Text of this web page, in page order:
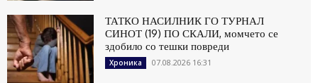
ТАТКО НАСИЛНИК ГО ТУРНАЛ
СИНОТ (19) ПО СКАЛИ, момчето се
здобило со тешки повреди
Хроника 07.08.2026 16:31